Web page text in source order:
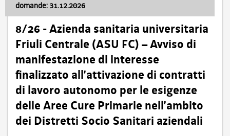
domande: 31.12.2026
8/26 - Azienda sanitaria universitaria
Friuli Centrale (ASU FC) – Avviso di
manifestazione di interesse
finalizzato all’attivazione di contratti
di lavoro autonomo per le esigenze
delle Aree Cure Primarie nell’ambito
dei Distretti Socio Sanitari aziendali